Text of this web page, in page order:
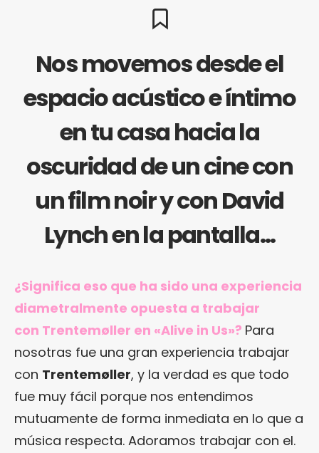
Nos movemos desde el
espacio acústico e íntimo
en tu casa hacia la
oscuridad de un cine con
un film noir y con David
Lynch en la pantalla…
¿Significa eso que ha sido una experiencia
diametralmente opuesta a trabajar
con Trentemøller en «Alive in Us»? Para
nosotras fue una gran experiencia trabajar
con Trentemøller, y la verdad es que todo
fue muy fácil porque nos entendimos
mutuamente de forma inmediata en lo que a
música respecta. Adoramos trabajar con el.